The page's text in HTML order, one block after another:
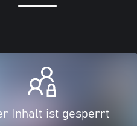
Inhalt ist gesperrt